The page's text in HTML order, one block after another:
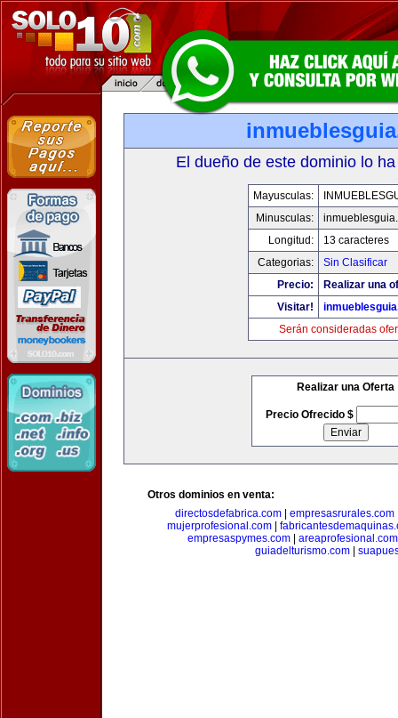
El dueño de este dominio lo
Mayusculas:
Minusculas:
Longitud:
13 caracteres
Categorias:
Sin Clasificar
Precio:
Realizar una
Visitar!
Serán consideradas
Realizar una Oferta
Precio Ofrecido $
Otros dominios en venta:
directosdefabrica.com
empresasrurales.com
mujerprofesional.com|
empresaspymes.com| areaprofesional.com
guiadelturismo.com|